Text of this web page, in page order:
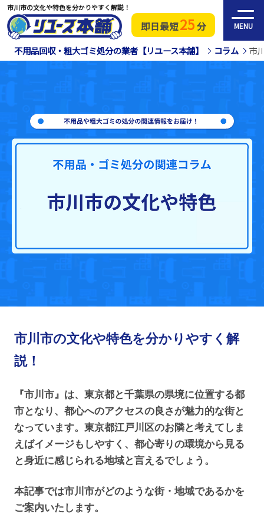
即日最短25分 MENU
市川市の文化や特色を分かりやすく解説！
不用品回収・粗大ゴミ処分の業者【リユース本舗】 コラム 市
市川市の文化や特色を分かりやすく解
説！
『市川市』は、東京都と千葉県の県境に位置する都
市となり、都心へのアクセスの良さが魅力的な街と
なっています。東京都江戸川区のお隣と考えてしま
えばイメージもしやすく、都心寄りの環境から見る
と身近に感じられる地域と言えるでしょう。
本記事では市川市がどのような街・地域であるかを
ご案内いたします。